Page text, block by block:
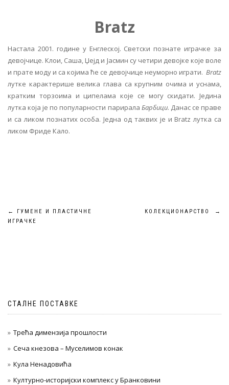
Bratz
Настала 2001. године у Енглеској. Светски познате играчке за
девојчице. Клои, Саша, Џејд и Јасмин су четири девојке које воле
и прате моду и са којима ће се девојчице неуморно играти. Bratz
лутке карактерише велика глава са крупним очима и уснама,
кратким торзоима и ципелама које се могу скидати. Једина
лутка која је по популарности парирала Барбици. Данас се праве
и са ликом познатих особа. Једна од таквих је и Bratz лутка са
ликом Фриде Кало.
Кретање
←
ГУМЕНЕ И ПЛАСТИЧНЕ
ИГРАЧКЕ
КОЛЕКЦИОНАРСТВО →
СТАЛНЕ ПОСТАВКЕ
Трећа димензија прошлости
Сеча кнезова – Муселимов конак
Кула Ненадовића
Културно-историјски комплекс у Бранковини